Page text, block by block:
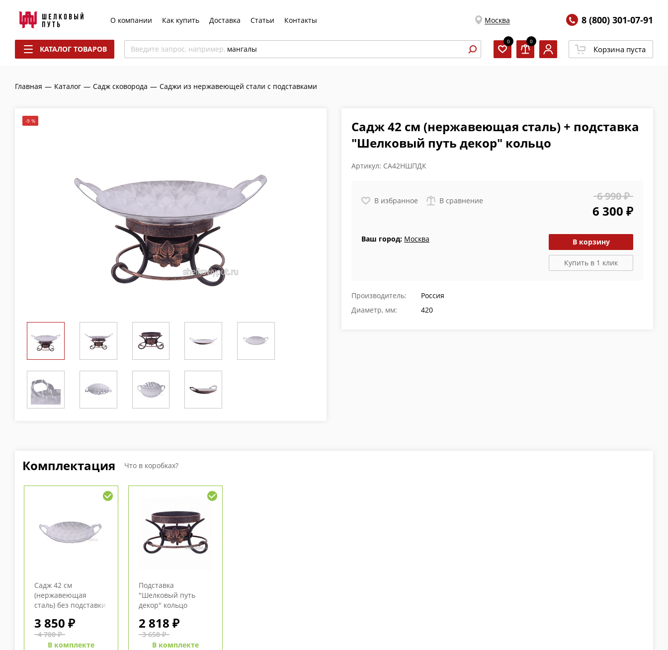
О компании Как купить Доставка Статьи Контакты Москва 8 (800) 301-07-91
КАТАЛОГ ТОВАРОВ Введите запрос, например, мангалы
0 0
Корзина пуста
Главная — Каталог — Садж сковорода — Саджи из нержавеющей стали с подставками
-9 %
Садж 42 см (нержавеющая сталь) + подставка
"Шелковый путь декор" кольцо
Артикул: СА42НШПДК
В избранное В сравнение 6 990 ₽
6 300 ₽
Ваш город: Москва В корзину
Купить в 1 клик
Производитель:
Россия
Диаметр, мм:
420
Комплектация Что в коробках?
Садж 42 см
(нержавеющая
сталь) без подставки
3 850 ₽
4 700 ₽
В комплекте
Подставка
"Шелковый путь
декор" кольцо
2 818 ₽
3 650 ₽
В комплекте